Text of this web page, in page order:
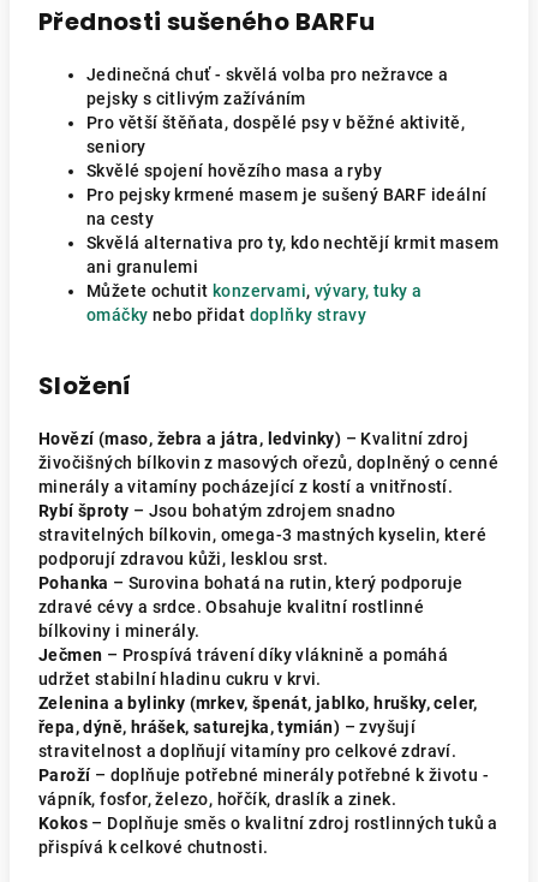
Přednosti sušeného BARFu
Jedinečná chuť - skvělá volba pro nežravce a
pejsky s citlivým zažíváním
Pro větší štěňata, dospělé psy v běžné aktivitě,
seniory
Skvělé spojení hovězího masa a ryby
Pro pejsky krmené masem je sušený BARF ideální
na cesty
Skvělá alternativa pro ty, kdo nechtějí krmit masem
ani granulemi
Můžete ochutit konzervami, vývary, tuky a
omáčky nebo přidat doplňky stravy
Složení
Hovězí (maso, žebra a játra, ledvinky) – Kvalitní zdroj
živočišných bílkovin z masových ořezů, doplněný o cenné
minerály a vitamíny pocházející z kostí a vnitřností.
Rybí šproty – Jsou bohatým zdrojem snadno
stravitelných bílkovin, omega-3 mastných kyselin, které
podporují zdravou kůži, lesklou srst.
Pohanka – Surovina bohatá na rutin, který podporuje
zdravé cévy a srdce. Obsahuje kvalitní rostlinné
bílkoviny i minerály.
Ječmen – Prospívá trávení díky vláknině a pomáhá
udržet stabilní hladinu cukru v krvi.
Zelenina a bylinky (mrkev, špenát, jablko, hrušky, celer,
řepa, dýně, hrášek, saturejka, tymián) – zvyšují
stravitelnost a doplňují vitamíny pro celkové zdraví.
Paroží– doplňuje potřebné minerály potřebné k životu -
vápník, fosfor, železo, hořčík, draslík a zinek.
Kokos – Doplňuje směs o kvalitní zdroj rostlinných tuků a
přispívá k celkové chutnosti.